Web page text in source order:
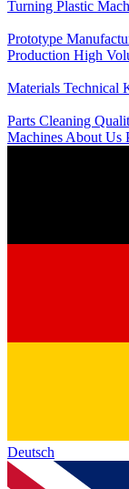
Turning Plastic
Prototype
Production High
Materials Technical
Parts Cleaning
Machines About Us
Deutsch